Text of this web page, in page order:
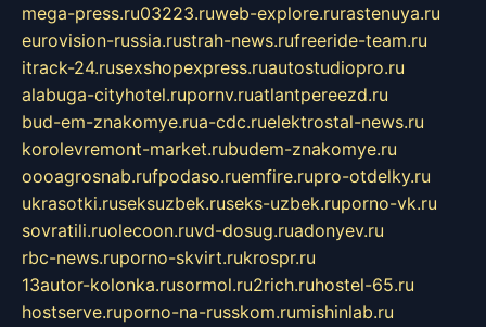
mega-press.ru03223.ruweb-explore.rurastenuya.ru
eurovision-russia.rustrah-news.rufreeride-team.ru
itrack-24.rusexshopexpress.ruautostudiopro.ru
alabuga-cityhotel.rupornv.ruatlantpereezd.ru
bud-em-znakomye.rua-cdc.ruelektrostal-news.ru
korolevremont-market.rubudem-znakomye.ru
oooagrosnab.rufpodaso.ruemfire.rupro-otdelky.ru
ukrasotki.ruseksuzbek.ruseks-uzbek.ruporno-vk.ru
sovratili.ruolecoon.ruvd-dosug.ruadonyev.ru
rbc-news.ruporno-skvirt.rukrospr.ru
13autor-kolonka.rusormol.ru2rich.ruhostel-65.ru
hostserve.ruporno-na-russkom.rumishinlab.ru